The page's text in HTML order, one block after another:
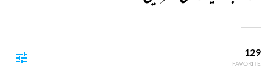
129
FAVORITE